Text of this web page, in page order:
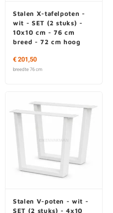
Stalen X-tafelpoten -
wit - SET (2 stuks) -
10x10 cm - 76 cm
breed - 72 cm hoog
€ 201,50
breedte 76 cm
Stalen V-poten - wit -
SET (2 stuks) - 4x10